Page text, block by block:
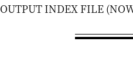
OUTPUT INDEX FILE